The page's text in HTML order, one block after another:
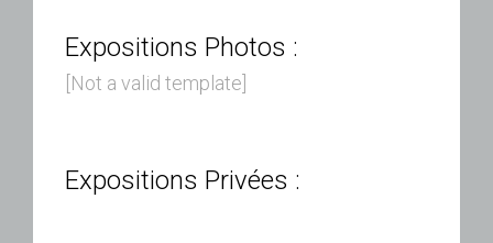
Expositions Photos :
[Not a valid template]
Expositions Privées :